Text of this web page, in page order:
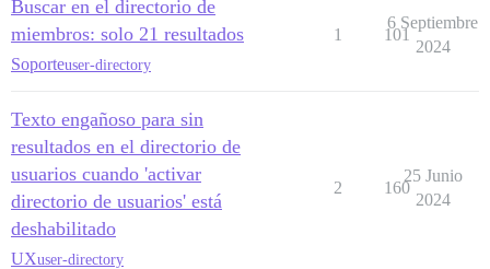
Buscar en el directorio de
miembros: solo 21 resultados
Soporteuser-directory
1 101
6 Septiembre
2024
Texto engañoso para sin
resultados en el directorio de
usuarios cuando 'activar
directorio de usuarios' está
deshabilitado
UXuser-directory
2 160
25 Junio
2024